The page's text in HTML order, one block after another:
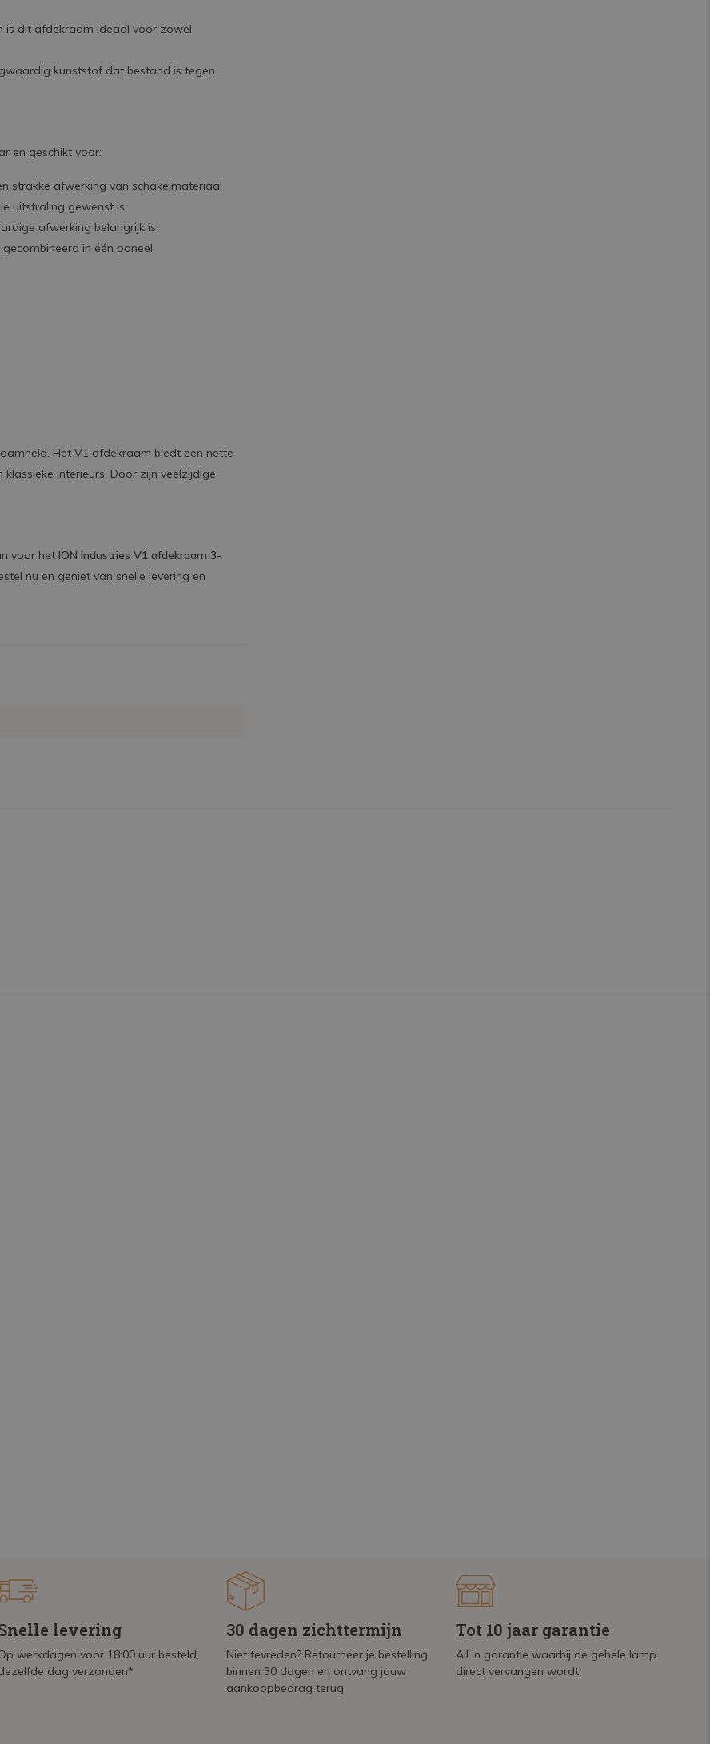
is dit afdekraam ideaal voor zowel
kunststof dat bestand is tegen
en geschikt voor:
strakke afwerking van schakelmateriaal
uitstraling gewenst is
afwerking belangrijk is
in één paneel
Het V1 afdekraam biedt een nette
interieurs. Door zijn veelzijdige
voor het ION Industries V1 afdekraam 3-
nu en geniet van snelle levering en
levering
werkdagen voor 18:00 uur besteld,
dag verzonden*
30 dagen zichttermijn
Niet tevreden? Retourneer je bestelling
binnen 30 dagen en ontvang jouw
aankoopbedrag terug.
Tot 10 jaar garantie
All in garantie waarbij de gehele lamp
direct vervangen wordt.